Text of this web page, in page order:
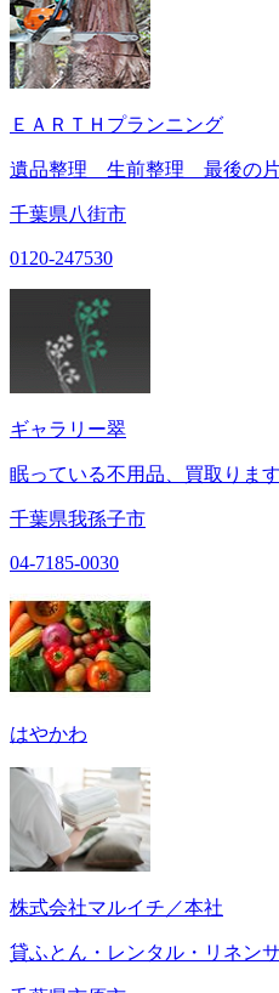
ＥＡＲＴＨプランニング
遺品整理 生前整理 最後の片
千葉県八街市
0120-247530
ギャラリー翠
眠っている不用品、買取り
千葉県我孫子市
04-7185-0030
はやかわ
株式会社マルイチ／本社
貸ふとん・レンタル・リネン